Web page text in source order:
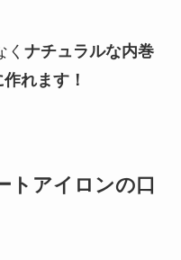
ナチュラルな内巻
れます！
トアイロンの口